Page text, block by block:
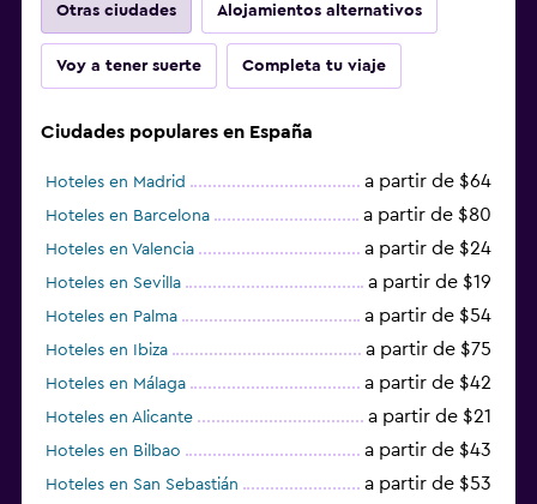
Otras ciudades Alojamientos alternativos
Voy a tener suerte Completa tu viaje
Ciudades populares en España
Hoteles en Madrid a partir de $64
Hoteles en Barcelona a partir de $80
Hoteles en Valencia a partir de $24
Hoteles en Sevilla a partir de $19
Hoteles en Palma a partir de $54
Hoteles en Ibiza a partir de $75
Hoteles en Málaga a partir de $42
Hoteles en Alicante a partir de $21
Hoteles en Bilbao a partir de $43
Hoteles en San Sebastián a partir de $53